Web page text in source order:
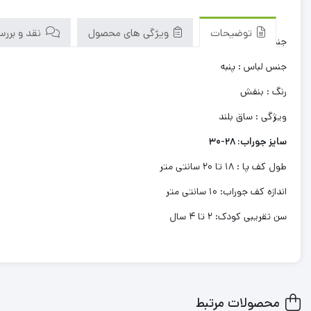
توضیحات ویژگی های محصول نقد و
جنسیت : دخترانه
جنس لباس : پنبه
رنگ : بنفش
ویژگی : ساق بلند
سایز جوراب: 28-30
طول کف پا : 18 تا 20 سانتی متر
اندازه کف جوراب: 10 سانتی متر
سن تقریبی کودک: 2 تا 4 سال
محصولات مرتبط